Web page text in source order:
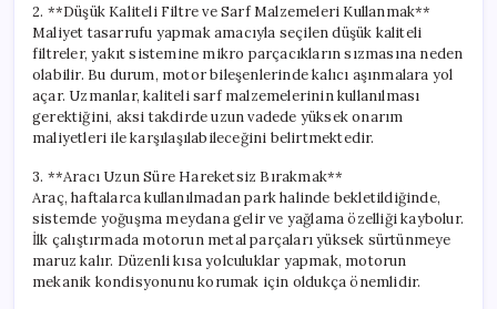
2. **Düşük Kaliteli Filtre ve Sarf Malzemeleri Kullanmak**
Maliyet tasarrufu yapmak amacıyla seçilen düşük kaliteli
filtreler, yakıt sistemine mikro parçacıkların sızmasına neden
olabilir. Bu durum, motor bileşenlerinde kalıcı aşınmalara yol
açar. Uzmanlar, kaliteli sarf malzemelerinin kullanılması
gerektiğini, aksi takdirde uzun vadede yüksek onarım
maliyetleri ile karşılaşılabileceğini belirtmektedir.
3. **Aracı Uzun Süre Hareketsiz Bırakmak**
Araç, haftalarca kullanılmadan park halinde bekletildiğinde,
sistemde yoğuşma meydana gelir ve yağlama özelliği kaybolur.
İlk çalıştırmada motorun metal parçaları yüksek sürtünmeye
maruz kalır. Düzenli kısa yolculuklar yapmak, motorun
mekanik kondisyonunu korumak için oldukça önemlidir.